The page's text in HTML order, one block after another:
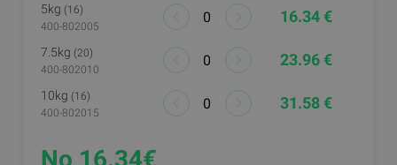
5kg (16)
400-802005
16.34 €
7.5kg (20)
400-802010
23.96 €
10kg (16)
400-802015
31.58 €